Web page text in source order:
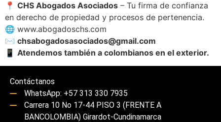
📍 CHS Abogados Asociados – Tu firma de confianza
en derecho de propiedad y procesos de pertenencia.
🌐 www.abogadoschs.com
✉️ chsabogadosasociados@gmail.com
📱 Atendemos también a colombianos en el exterior.
Contáctanos
WhatsApp: +57 313 330 7935
Carrera 10 No 17-44 PISO 3 (FRENTE A
BANCOLOMBIA) Girardot-Cundinamarca